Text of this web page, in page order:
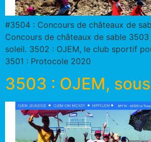
#3504 : Concours de châteaux de
Concours de châteaux de sable 3503
soleil. 3502 : OJEM, le club sportif
3501 : Protocole 2020
3503 : OJEM,